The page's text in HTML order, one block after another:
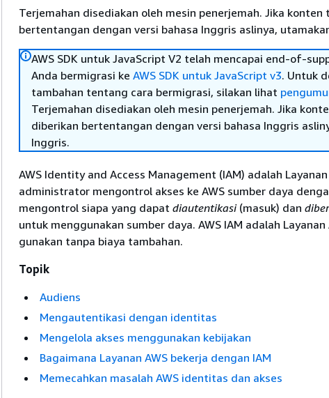
Terjemahan disediakan oleh mesin penerjemah. Jika
bertentangan dengan versi bahasa Inggris aslinya,
AWS SDK untuk JavaScript V2 telah mencapai end-of-
Anda bermigrasi ke AWS SDK untuk JavaScript v3. Untuk
tambahan tentang cara bermigrasi, silakan lihat
Terjemahan disediakan oleh mesin penerjemah. Jika
diberikan bertentangan dengan versi bahasa Inggris
Inggris.
AWS Identity and Access Management (IAM) adalah
administrator mengontrol akses ke AWS sumber daya
mengontrol siapa yang dapat diautentikasi(masuk) dan
untuk menggunakan sumber daya. AWS IAM adalah
gunakan tanpa biaya tambahan.
Topik
Audiens
Mengautentikasi dengan identitas
Mengelola akses menggunakan kebijakan
Bagaimana Layanan AWS bekerja dengan IAM
Memecahkan masalah AWS identitas dan akses